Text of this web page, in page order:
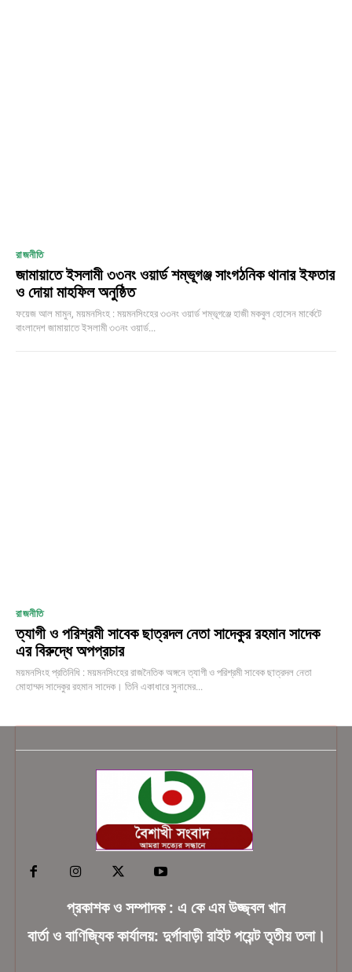
রাজনীতি
জামায়াতে ইসলামী ৩৩নং ওয়ার্ড শম্ভূগঞ্জ সাংগঠনিক থানার ইফতার
ও দোয়া মাহফিল অনুষ্ঠিত
ফয়েজ আল মামুন, ময়মনসিংহ : ময়মনসিংহের ৩৩নং ওয়ার্ড শম্ভূগঞ্জে হাজী মকবুল হোসেন মার্কেটে
বাংলাদেশ জামায়াতে ইসলামী ৩৩নং ওয়ার্ড...
রাজনীতি
ত্যাগী ও পরিশ্রমী সাবেক ছাত্রদল নেতা সাদেকুর রহমান সাদেক
এর বিরুদ্ধে অপপ্রচার
ময়মনসিংহ প্রতিনিধি : ময়মনসিংহের রাজনৈতিক অঙ্গনে ত্যাগী ও পরিশ্রমী সাবেক ছাত্রদল নেতা
মোহাম্মদ সাদেকুর রহমান সাদেক। তিনি একাধারে সুনামের...
প্রকাশক ও সম্পাদক : এ কে এম উজ্জ্বল খান
বার্তা ও বাণিজ্যিক কার্যালয়: দুর্গাবাড়ী রাইট পয়েন্ট তৃতীয় তলা।